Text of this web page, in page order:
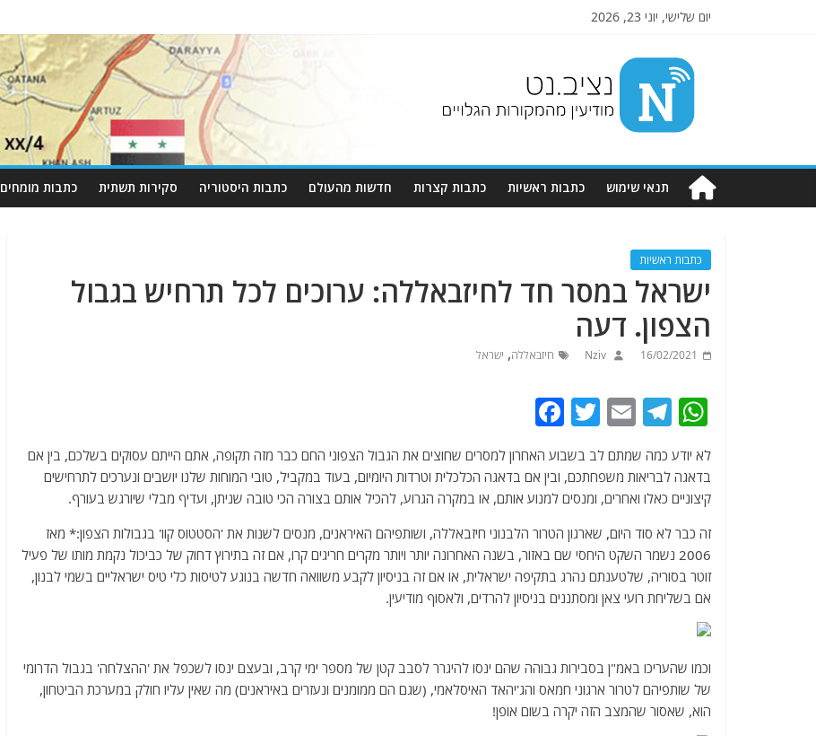
יום שלישי, יוני 23, 2026
Nziv.net
מודיעין
מהמקורות
תנאי שימוש כתבות ראשיות כתבות קצרות חדשות מהעולם כתבות היסטוריה סקירות תשתית כתבות מומחים
כתבות ראשיות
ישראל במסר חד לחיזבאללה: ערוכים לכל תרחיש בגבול
הצפון. דעה
16/02/2021
Nziv חיזבאללה, ישראל
W
at
s
A
p
p
T
e
g
ra
m
E
m
ai
l
T
itt
er
c
e
b
o
o
k
לא יודע כמה שמתם לב בשבוע האחרון למסרים שחוצים את הגבול הצפוני החם כבר מזה תקופה, אתם הייתם עסוקים בשלכם, בין אם
בדאגה לבריאות משפחתכם, ובין אם בדאגה הכלכלית וטרדות היומיום, בעוד במקביל, טובי המוחות שלנו יושבים ונערכים לתרחישים
קיצוניים כאלו ואחרים, ומנסים למנוע אותם, או במקרה הגרוע, להכיל אותם בצורה הכי טובה שניתן, ועדיף מבלי שיורגש בעורף.
זה כבר לא סוד היום, שארגון הטרור הלבנוני חיזבאללה, ושותפיהם האיראנים, מנסים לשנות את 'הסטטוס קוו' בגבולות הצפון:* מאז
2006 נשמר השקט היחסי שם באזור, בשנה האחרונה יותר ויותר מקרים חריגים קרו, אם זה בתירוץ דחוק של כביכול נקמת מותו של פעיל
זוטר בסוריה, שלטענתם נהרג בתקיפה ישראלית, או אם זה בניסיון לקבע משוואה חדשה בנוגע לטיסות כלי טיס ישראליים בשמי לבנון,
אם בשליחת רועי צאן ומסתננים בניסיון להרדים, ולאסוף מודיעין.
וכמו שהעריכו באמ"ן בסבירות גבוהה שהם ינסו להיגרר לסבב קטן של מספר ימי קרב, ובעצם ינסו לשכפל את 'ההצלחה' בגבול הדרומי
של שותפיהם לטרור ארגוני חמאס והג'יהאד האיסלאמי, (שגם הם ממומנים ונעזרים באיראנים) מה שאין עליו חולק במערכת הביטחון,
הוא, שאסור שהמצב הזה יקרה בשום אופן!